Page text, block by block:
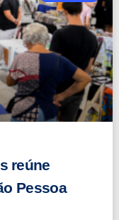
reúne
Pessoa